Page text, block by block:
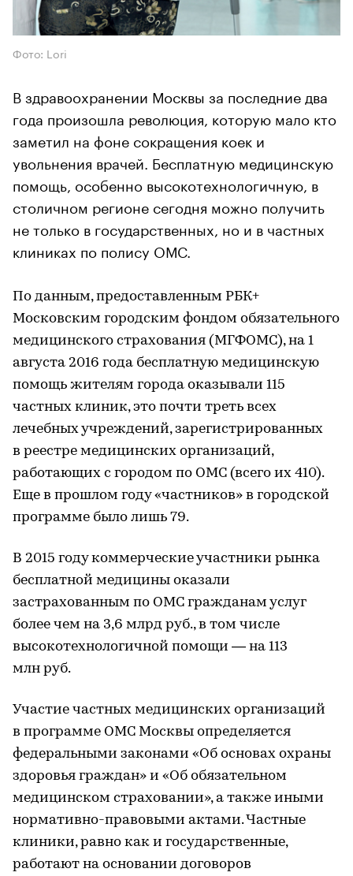
Фото: Lori
В здравоохранении Москвы за последние два
года произошла революция, которую мало кто
заметил на фоне сокращения коек и
увольнения врачей. Бесплатную медицинскую
помощь, особенно высокотехнологичную, в
столичном регионе сегодня можно получить
не только в государственных, но и в частных
клиниках по полису ОМС.
По данным, предоставленным РБК+
Московским городским фондом обязательного
медицинского страхования (МГФОМС), на 1
августа 2016 года бесплатную медицинскую
помощь жителям города оказывали 115
частных клиник, это почти треть всех
лечебных учреждений, зарегистрированных
в реестре медицинских организаций,
работающих с городом по ОМС (всего их 410).
Еще в прошлом году «частников» в городской
программе было лишь 79.
В 2015 году коммерческие участники рынка
бесплатной медицины оказали
застрахованным по ОМС гражданам услуг
более чем на 3,6 млрд руб., в том числе
высокотехнологичной помощи — на 113
млн руб.
Участие частных медицинских организаций
в программе ОМС Москвы определяется
федеральными законами «Об основах охраны
здоровья граждан» и «Об обязательном
медицинском страховании», а также иными
нормативно-правовыми актами. Частные
клиники, равно как и государственные,
работают на основании договоров